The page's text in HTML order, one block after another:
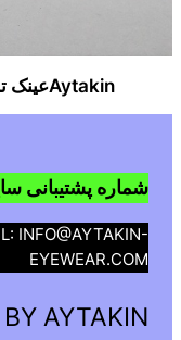
Aytakinعینک ترک برند آیتکین مدلA2103c07
شماره پشتیبانی سایت :
INFO@AYTAKIN-
EYEWEAR.COM
AYTAKIN